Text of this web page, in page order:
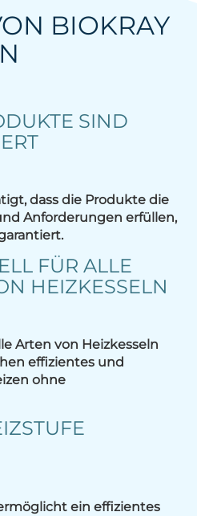
BIOKRAY
SIND
dass die Produkte die
Anforderungen erfüllen,
FÜR ALLE
HEIZKESSELN
Arten von Heizkesseln
effizientes und
ohne
ein effizientes